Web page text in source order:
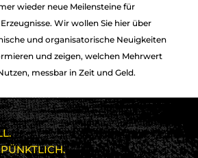
wieder neue Meilensteine für
Wir wollen Sie hier über
und organisatorische Neuigkeiten
und zeigen, welchen Mehrwert
messbar in Zeit und Geld.